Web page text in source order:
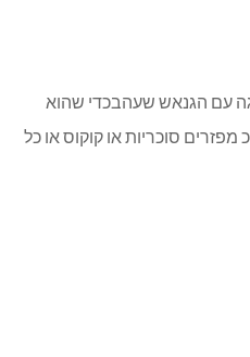
עם הגנאש שעהבכדי שהוא
סוכריות או קוקוס או כל